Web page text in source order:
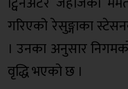
गरिएको रेसुङ्गाका
। उनका अनुसार
वृद्धि भएको छ ।